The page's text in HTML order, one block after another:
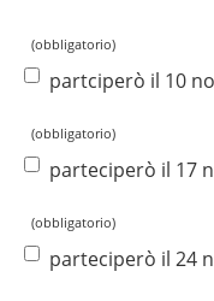
(obbligatorio)
partciperò il 10
(obbligatorio)
parteciperò il 17
(obbligatorio)
parteciperò il 24